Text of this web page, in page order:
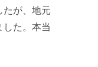
たが、地元
た。本当